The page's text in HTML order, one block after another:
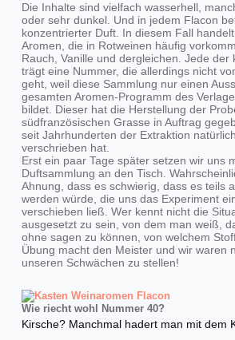
Die Inhalte sind vielfach wasserhell,
oder sehr dunkel. Und in jedem Flacon
konzentrierter Duft. In diesem Fall
Aromen, die in Rotweinen häufig
Rauch, Vanille und dergleichen. Jede der
trägt eine Nummer, die allerdings nicht
geht, weil diese Sammlung nur einen
gesamten Aromen-Programm des
bildet. Dieser hat die Herstellung der
südfranzösischen Grasse in Auftrag
seit Jahrhunderten der Extraktion
verschrieben hat.
Erst ein paar Tage später setzen wir uns
Duftsammlung an den Tisch.
Ahnung, dass es schwierig, dass es teils
werden würde, die uns das Experiment
verschieben ließ. Wer kennt nicht die
ausgesetzt zu sein, von dem man weiß,
ohne sagen zu können, von welchem
Übung macht den Meister und wir waren
unseren Schwächen zu stellen!
Wie riecht wohl Nummer 40?
Kirsche? Manchmal hadert man mit dem